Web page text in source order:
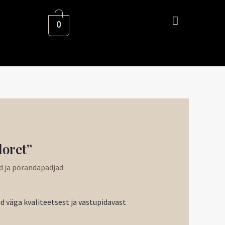
0
põrandapadjad
€.
väga kvaliteetsest ja vastupidavast